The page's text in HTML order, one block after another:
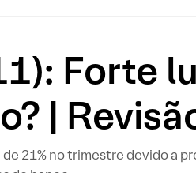
Forte
|
21% no trimestre devido a